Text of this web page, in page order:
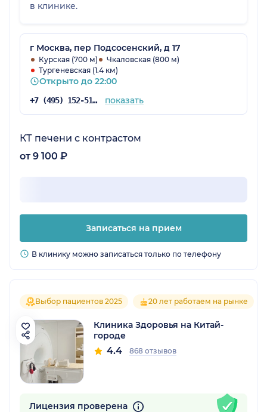
в клинике.
г Москва, пер Подсосенский, д 17
Курская (700 м)
Чкаловская (800 м)
Тургеневская (1.4 км)
Открыто до 22:00
+7 (495) 152-51-82 показать
КТ печени с контрастом
от 9 100 ₽
Записаться на прием
В клинику можно записаться только по телефону
Выбор пациентов 2025 20 лет работаем на рынке
Клиника Здоровья на Китай-
городе
4.4 868 отзывов
Лицензия проверена